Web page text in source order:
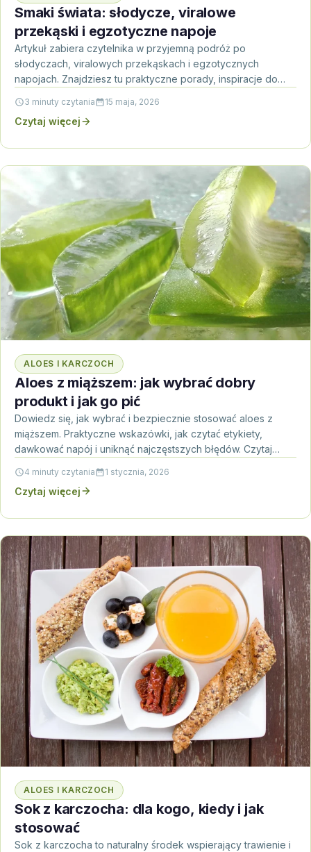
Smaki świata: słodycze, viralowe
przekąski i egzotyczne napoje
Artykuł zabiera czytelnika w przyjemną podróż po
słodyczach, viralowych przekąskach i egzotycznych
napojach. Znajdziesz tu praktyczne porady, inspiracje do
3 minuty czytania 15 maja, 2026
Czytaj więcej
ALOES I KARCZOCH
Aloes z miąższem: jak wybrać dobry
produkt i jak go pić
Dowiedz się, jak wybrać i bezpiecznie stosować aloes z
miąższem. Praktyczne wskazówki, jak czytać etykiety,
dawkować napój i uniknąć najczęstszych błędów. Czytaj
4 minuty czytania 1 stycznia, 2026
Czytaj więcej
ALOES I KARCZOCH
Sok z karczocha: dla kogo, kiedy i jak
stosować
Sok z karczocha to naturalny środek wspierający trawienie i